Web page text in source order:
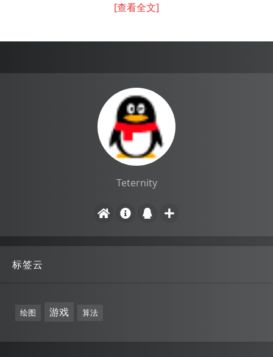
[查看全文]
Teternity
标签云
绘图 游戏 算法